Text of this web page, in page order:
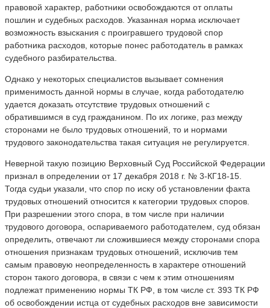
правовой характер, работники освобождаются от оплаты
пошлин и судебных расходов. Указанная норма исключает
возможность взыскания с проигравшего трудовой спор
работника расходов, которые понес работодатель в рамках
судебного разбирательства.
Однако у некоторых специалистов вызывает сомнения
применимость данной нормы в случае, когда работодателю
удается доказать отсутствие трудовых отношений с
обратившимся в суд гражданином. По их логике, раз между
сторонами не было трудовых отношений, то и нормами
трудового законодательства такая ситуация не регулируется.
Неверной такую позицию Верховный Суд Российской Федерации
признал в определении от 17 декабря 2018 г. № 3-КГ18-15.
Тогда судьи указали, что спор по иску об установлении факта
трудовых отношений относится к категории трудовых споров.
При разрешении этого спора, в том числе при наличии
трудового договора, оспариваемого работодателем, суд обязан
определить, отвечают ли сложившиеся между сторонами спора
отношения признакам трудовых отношений, исключив тем
самым правовую неопределенность в характере отношений
сторон такого договора, в связи с чем к этим отношениям
подлежат применению нормы ТК РФ, в том числе ст. 393 ТК РФ
об освобождении истца от судебных расходов вне зависимости